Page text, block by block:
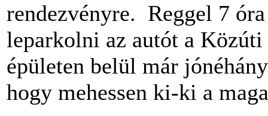
rendezvényre. Reggel 7
leparkolni az autót a
épületen belül már
hogy mehessen ki-ki a